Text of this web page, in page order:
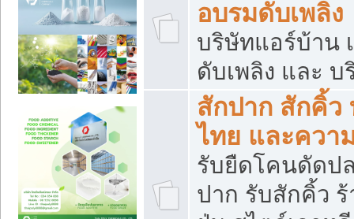
อบรมดับเพลิง
บริษัทแอร์บ้าน
ดับเพลิง และ
สักปาก สักคิ้
ไทย และควา
รับยืดโคนดัดป
ปาก รับสักคิ้ว